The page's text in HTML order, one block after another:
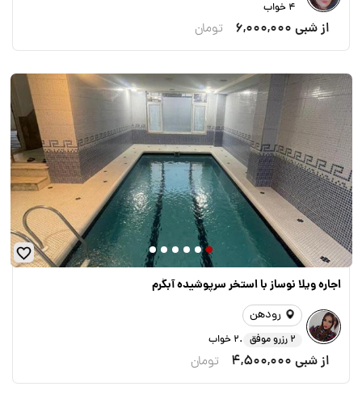
4 خواب
از شبی 6,000,000 تومان
اجاره ویلا نوساز با استخر سرپوشیده آبگرم
رودهن
2 رزرو موفق .2 خواب
از شبی 4,500,000 تومان